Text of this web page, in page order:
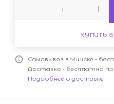
КУПИТЬ В
Самовывоз в Минске -
Доставка - бесплатно
Подробнее о доставке